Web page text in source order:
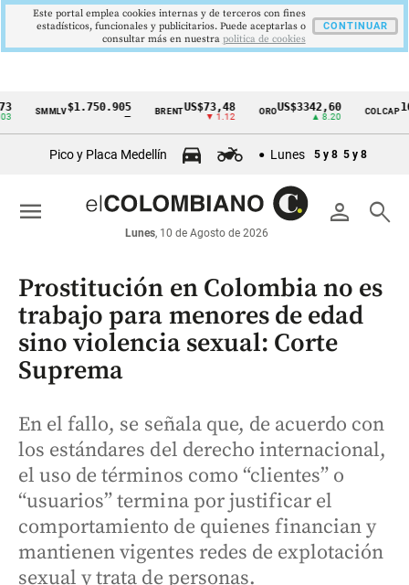
Cintillo
económicos
Colombia
SMMLV$1.750.905 BRENT US$73,48
▼ 1.12
ORO US$3342,60 COLCAP
Pico y Placa Medellín Lunes 5 y 8 5 y 8
person search
Lunes, 10 de Agosto de 2026
menu
Prostitución en Colombia no es
trabajo para menores de edad
sino violencia sexual: Corte
Suprema
En el fallo, se señala que, de acuerdo con
los estándares del derecho internacional,
el uso de términos como “clientes” o
“usuarios” termina por justificar el
comportamiento de quienes financian y
mantienen vigentes redes de explotación
sexual y trata de personas.
Este portal emplea cookies internas y de terceros con fines
estadísticos, funcionales y publicitarios. Puede aceptarlas o
consultar más en nuestra politica de cookies
CONTINUAR